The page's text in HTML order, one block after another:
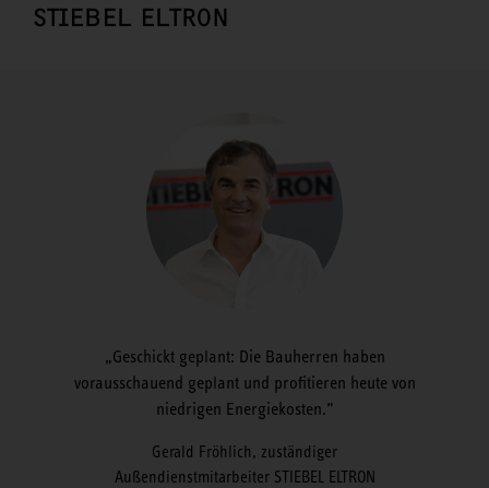
STIEBEL ELTRON
Geschickt geplant: Die Bauherren haben
vorausschauend geplant und profitieren heute von
niedrigen Energiekosten.
Gerald Fröhlich, zuständiger
Außendienstmitarbeiter STIEBEL ELTRON